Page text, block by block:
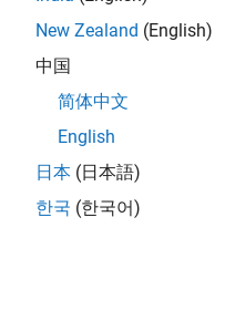
Ponga a prueba
sobre sistemas de
CURSO
Simscape
New Zealand (English)
中国
简体中文
English
日本 (日本語)
한국 (한국어)